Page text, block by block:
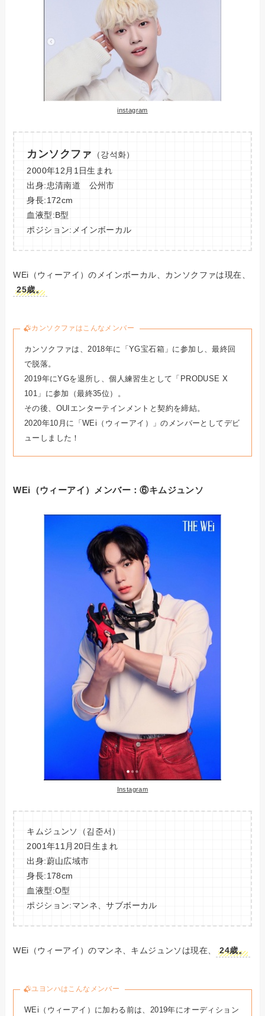
instagram
カンソクファ
（강석화）
2000年12月1日生まれ
出身:忠清南道 公州市
身長:172cm
血液型:B型
ポジション:メインボーカル
WEi（ウィーアイ）のメインボーカル、カンソクファは現在、
25歳。
カンソクファはこんなメンバー
カンソクファは、2018年に「YG宝石箱」に参加し、最終回
で脱落。
2019年にYGを退所し、個人練習生として「PRODUSE X
101」に参加（最終35位）。
その後、OUIエンターテインメントと契約を締結。
2020年10月に「WEi（ウィーアイ）」のメンバーとしてデビ
ューしました！
WEi（ウィーアイ）メンバー：⑥キムジュンソ
Instagram
キムジュンソ（김준서）
2001年11月20日生まれ
出身:蔚山広域市
身長:178cm
血液型:O型
ポジション:マンネ、サブボーカル
WEi（ウィーアイ）のマンネ、キムジュンソは現在、 24歳。
ユヨンハはこんなメンバー
WEi（ウィーアイ）に加わる前は、2019年にオーディション